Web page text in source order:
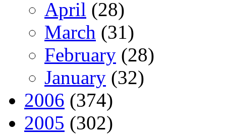
April (28)
March (31)
February (28)
January (32)
2006 (374)
2005 (302)